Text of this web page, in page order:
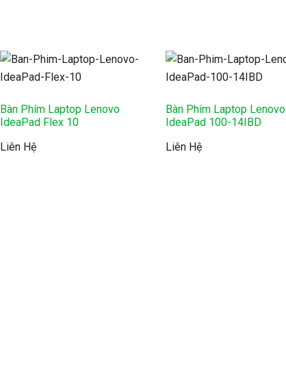
Bàn Phím Laptop Lenovo
IdeaPad Flex 10
Liên Hệ
Bàn Phím Laptop Lenovo
IdeaPad 100-14IBD
Liên Hệ